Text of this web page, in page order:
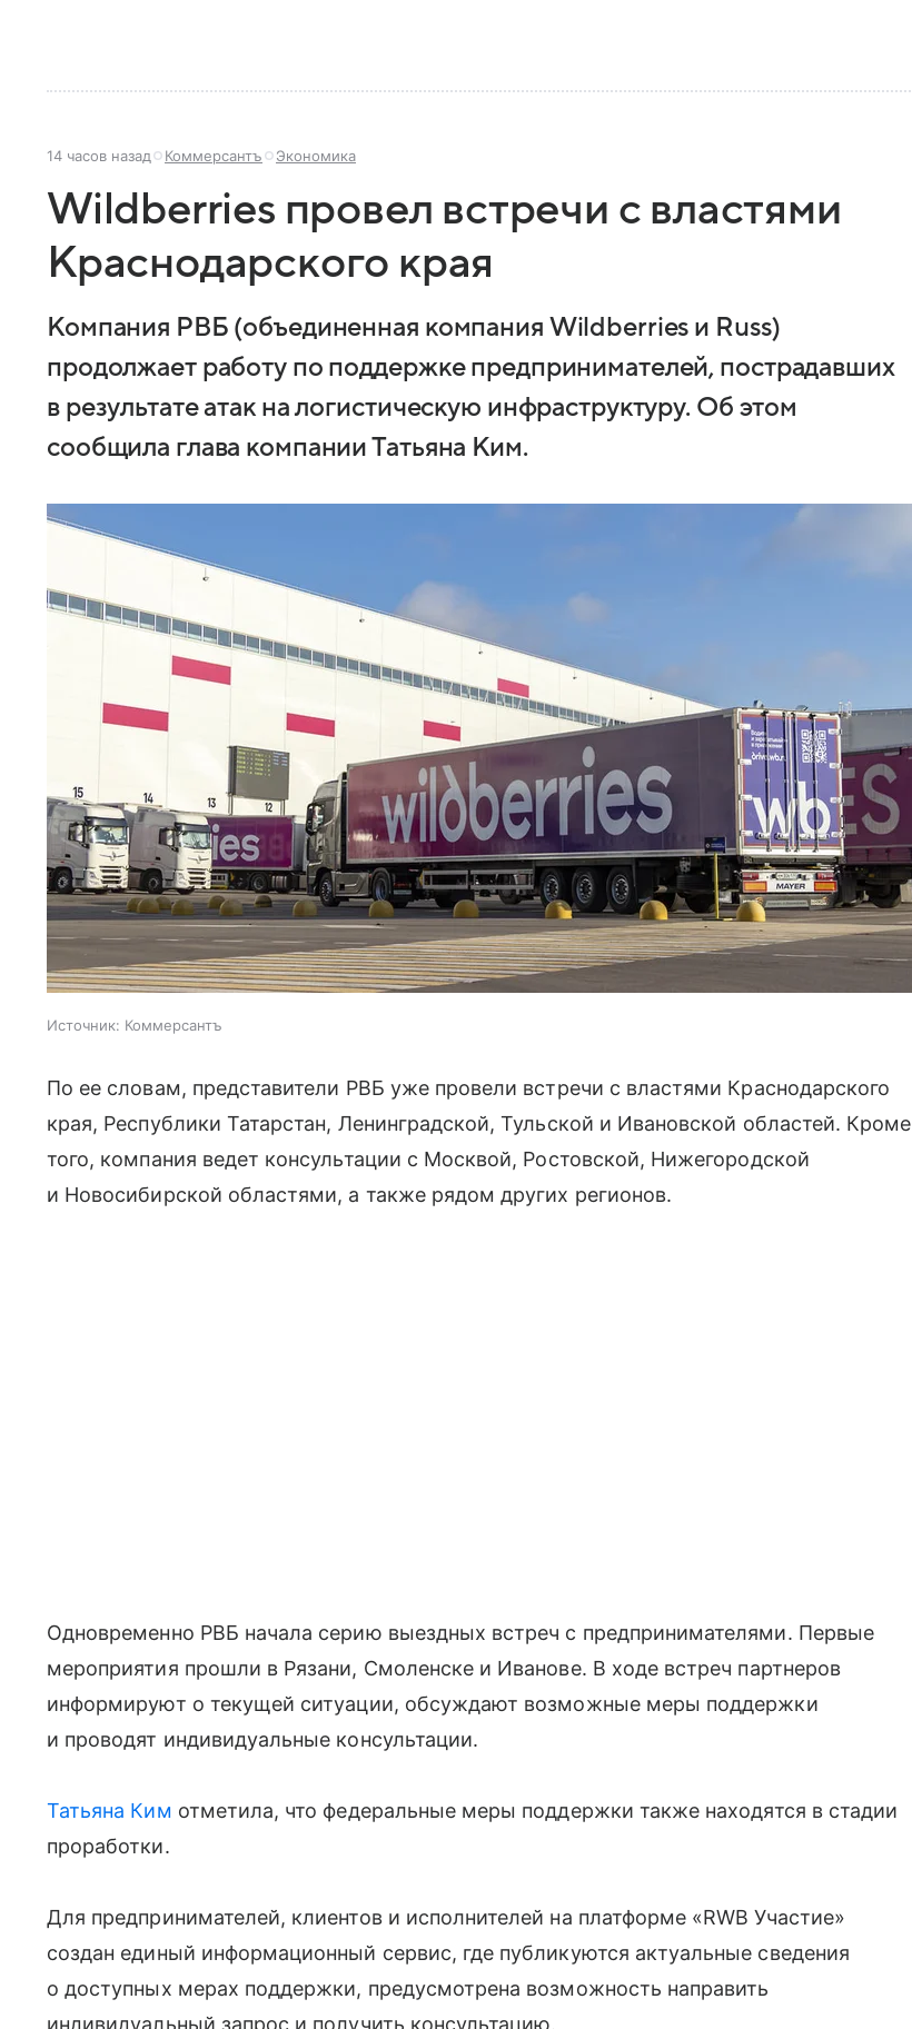
14 часов назад Коммерсантъ Экономика
Wildberries провел встречи с властями
Краснодарского края
Компания РВБ (объединенная компания Wildberries и Russ)
продолжает работу по поддержке предпринимателей, пострадавших
в результате атак на логистическую инфраструктуру. Об этом
сообщила глава компании Татьяна Ким.
Источник: Коммерсантъ
По ее словам, представители РВБ уже провели встречи с властями Краснодарского
края, Республики Татарстан, Ленинградской, Тульской и Ивановской областей. Кроме
того, компания ведет консультации с Москвой, Ростовской, Нижегородской
и Новосибирской областями, а также рядом других регионов.
Одновременно РВБ начала серию выездных встреч с предпринимателями. Первые
мероприятия прошли в Рязани, Смоленске и Иванове. В ходе встреч партнеров
информируют о текущей ситуации, обсуждают возможные меры поддержки
и проводят индивидуальные консультации.
Татьяна Ким отметила, что федеральные меры поддержки также находятся в стадии
проработки.
Для предпринимателей, клиентов и исполнителей на платформе «RWB Участие»
создан единый информационный сервис, где публикуются актуальные сведения
о доступных мерах поддержки, предусмотрена возможность направить
индивидуальный запрос и получить консультацию.